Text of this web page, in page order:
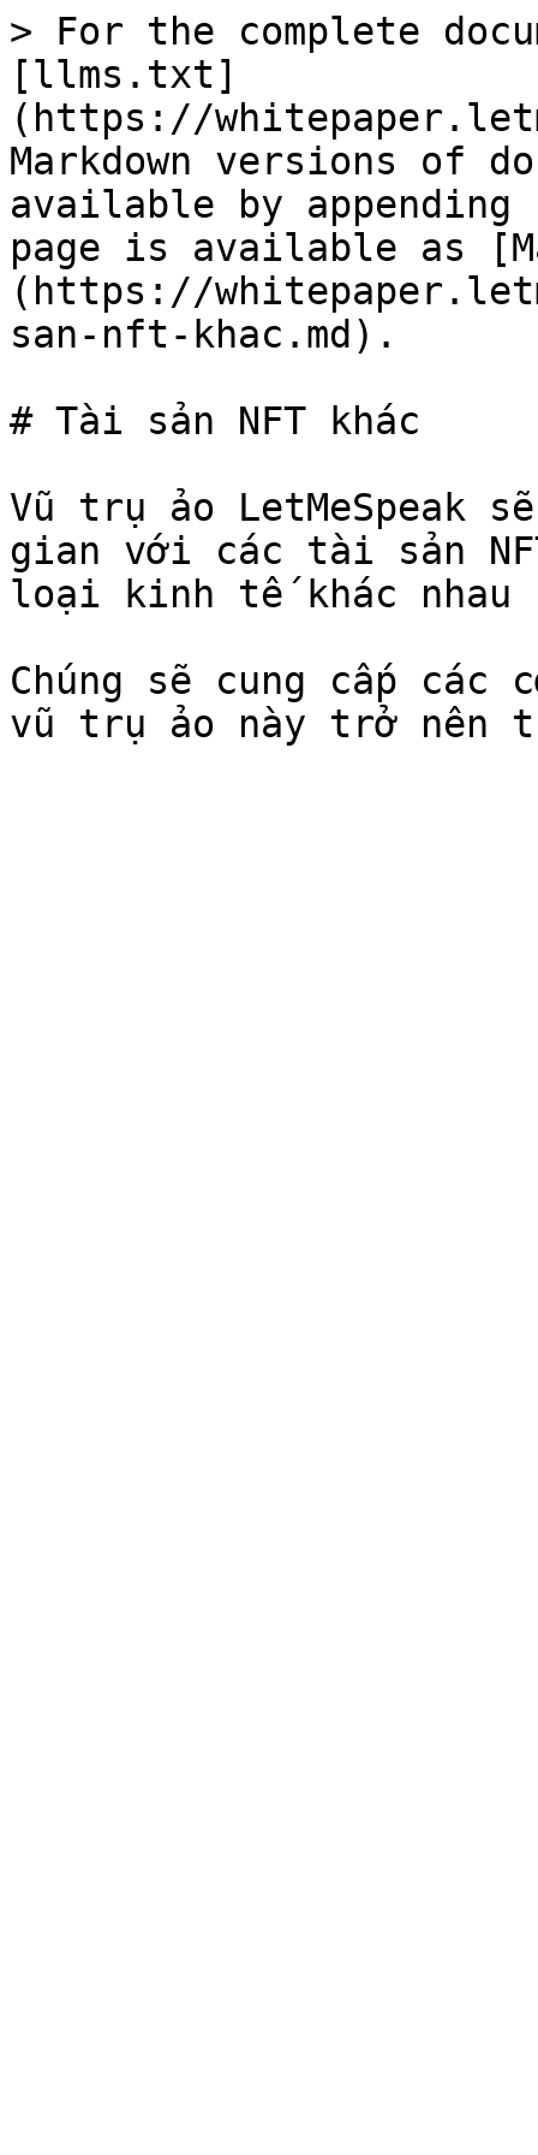
> For the complete
[llms.txt]
(https://
Markdown versions of
available by
page is available as
(https://
san-nft-khac.md).
# Tài sản NFT khác
Vũ trụ ảo LetMeSpeak
gian với các tài sản
loại kinh tế khác
Chúng sẽ cung cấp